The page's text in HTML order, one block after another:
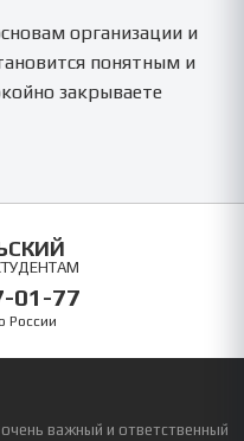
организации и
понятным и
закрываете
01-77
России
важный и ответственный